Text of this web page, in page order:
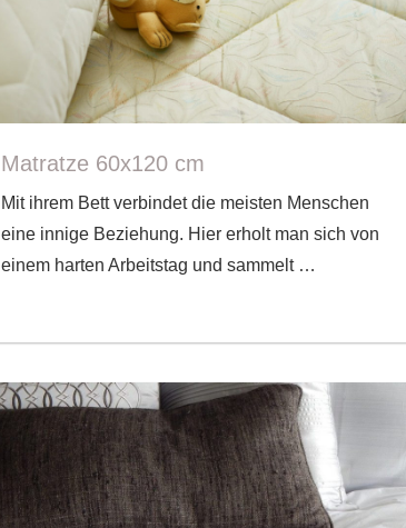
Matratze 60x120 cm
Mit ihrem Bett verbindet die meisten Menschen
eine innige Beziehung. Hier erholt man sich von
einem harten Arbeitstag und sammelt …